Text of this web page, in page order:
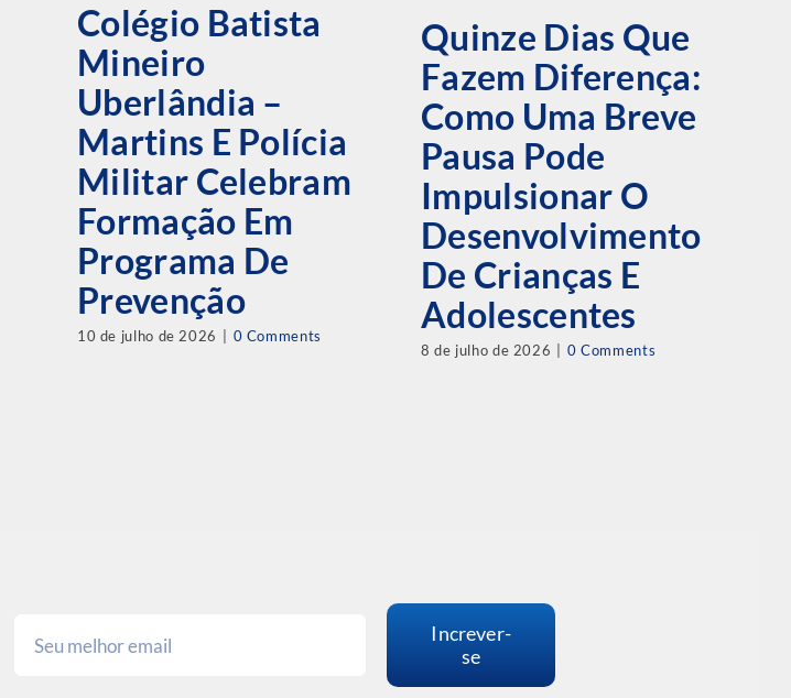
Colégio Batista
Mineiro
Uberlândia –
Martins E Polícia
Militar Celebram
Formação Em
Programa De
Prevenção
10 de julho de 2026 | 0 Comments
Quinze Dias Que
Fazem Diferença:
Como Uma Breve
Pausa Pode
Impulsionar O
Desenvolvimento
De Crianças E
Adolescentes
8 de julho de 2026 0 Comments
Increver-
se